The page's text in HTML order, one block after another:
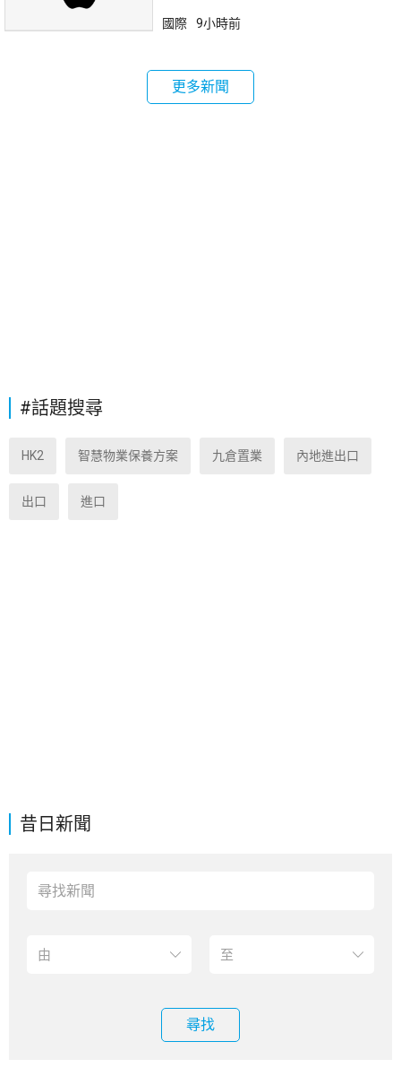
昔日新聞
尋找
國際 9小時前
更多新聞
#話題搜尋
HK2 智慧物業保養方案 九倉置業 內地進出口
出口 進口